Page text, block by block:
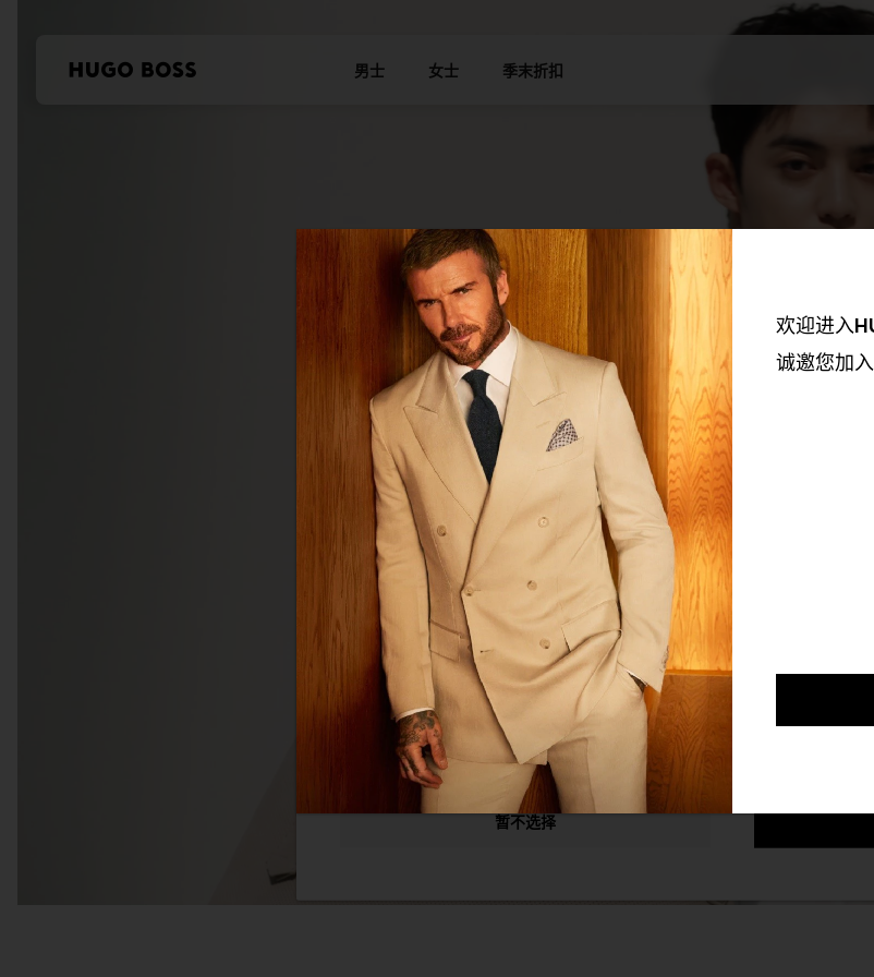
男士 女士 季末折扣
本站使用Cookie
我们希望对于我们及我们的合作伙伴收集到的信息以及我们如何使用这些收集
控制您的个人信息。欲了解更多资讯，请参阅我们的《隐私权政策》。我们会
体网络浏览体验。我们的合作伙伴会使用Cookie及其他的机制将您和您的社交
您感兴趣的广告。您可以通过退选以下的选项以停止对您的该个人信息的收集。
隐私政策 更多
必须的
暂不选择
欢迎进入
诚邀您加